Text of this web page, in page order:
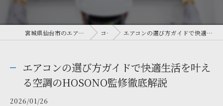
宮城県仙台市のエアコン工事なら有限会社細野工業 コラム エアコンの選び方ガイドで快適生活を叶える空調のHOSONO監修徹底解説
エアコンの選び方ガイドで快適生活を叶え
る空調のHOSONO監修徹底解説
2026/01/26